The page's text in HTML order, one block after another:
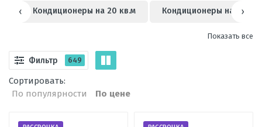
Кондиционеры на 20 кв.м Кондиционеры на 25
‹ ›
Показать все
Фильтр 649
Сортировать:
По популярности
По цене